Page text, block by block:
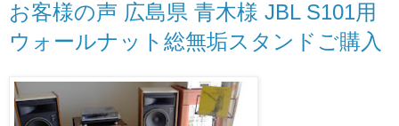
お客様の声 広島県 青木様 JBL S101用
ウォールナット総無垢スタンドご購入